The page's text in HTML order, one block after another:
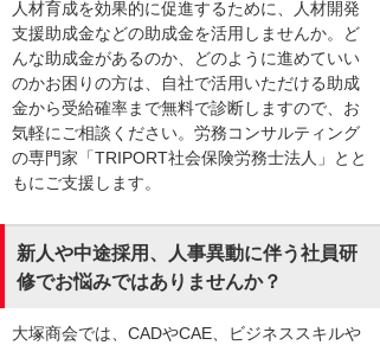
人材育成を効果的に促進するために、人材開発
支援助成金などの助成金を活用しませんか。ど
んな助成金があるのか、どのように進めていい
のかお困りの方は、自社で活用いただける助成
金から受給確率まで無料で診断しますので、お
気軽にご相談ください。労務コンサルティング
の専門家「TRIPORT社会保険労務士法人」とと
もにご支援します。
新人や中途採用、人事異動に伴う社員研
修でお悩みではありませんか？
大塚商会では、CADやCAE、ビジネススキルや